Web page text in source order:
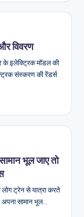
विवरण
के इलेक्ट्रिक मॉडल की
संस्करण की रेंडर्स
भूल जाए तो
लोग ट्रेन से यात्रा करते
अपना सामान भूल…